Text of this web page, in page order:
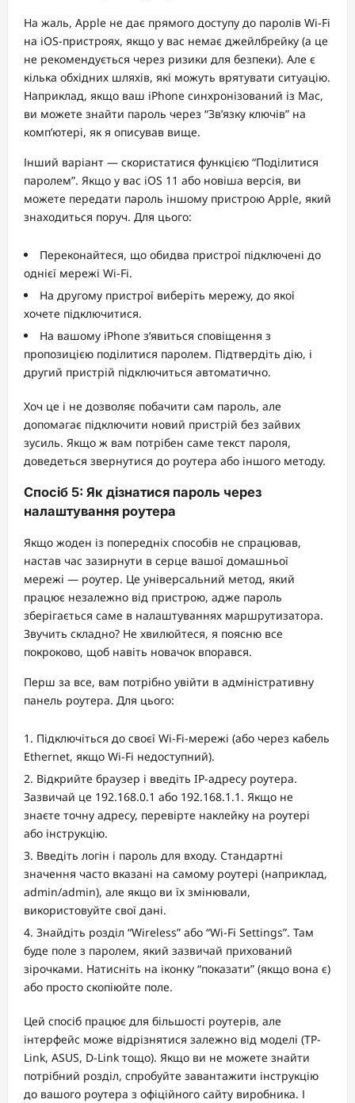
На жаль, Apple не дає прямого доступу до паролів Wi-Fi
на iOS-пристроях, якщо у вас немає джейлбрейку (а це
не рекомендується через ризики для безпеки). Але є
кілька обхідних шляхів, які можуть врятувати ситуацію.
Наприклад, якщо ваш iPhone синхронізований із Mac,
ви можете знайти пароль через “Зв’язку ключів” на
комп’ютері, як я описував вище.
Інший варіант — скористатися функцією “Поділитися
паролем”. Якщо у вас iOS 11 або новіша версія, ви
можете передати пароль іншому пристрою Apple, який
знаходиться поруч. Для цього:
Переконайтеся, що обидва пристрої підключені до
однієї мережі Wi-Fi.
На другому пристрої виберіть мережу, до якої
хочете підключитися.
На вашому iPhone з’явиться сповіщення з
пропозицією поділитися паролем. Підтвердіть дію, і
другий пристрій підключиться автоматично.
Хоч це і не дозволяє побачити сам пароль, але
допомагає підключити новий пристрій без зайвих
зусиль. Якщо ж вам потрібен саме текст пароля,
доведеться звернутися до роутера або іншого методу.
Спосіб 5: Як дізнатися пароль через
налаштування роутера
Якщо жоден із попередніх способів не спрацював,
настав час зазирнути в серце вашої домашньої
мережі — роутер. Це універсальний метод, який
працює незалежно від пристрою, адже пароль
зберігається саме в налаштуваннях маршрутизатора.
Звучить складно? Не хвилюйтеся, я поясню все
покроково, щоб навіть новачок впорався.
Перш за все, вам потрібно увійти в адміністративну
панель роутера. Для цього:
Підключіться до своєї Wi-Fi-мережі (або через кабель
Ethernet, якщо Wi-Fi недоступний).
Відкрийте браузер і введіть IP-адресу роутера.
Зазвичай це 192.168.0.1 або 192.168.1.1. Якщо не
знаєте точну адресу, перевірте наклейку на роутері
або інструкцію.
Введіть логін і пароль для входу. Стандартні
значення часто вказані на самому роутері (наприклад,
admin/admin), але якщо ви їх змінювали,
використовуйте свої дані.
Знайдіть розділ “Wireless” або “Wi-Fi Settings”. Там
буде поле з паролем, який зазвичай прихований
зірочками. Натисніть на іконку “показати” (якщо вона є)
або просто скопіюйте поле.
Цей спосіб працює для більшості роутерів, але
інтерфейс може відрізнятися залежно від моделі (TP-
Link, ASUS, D-Link тощо). Якщо ви не можете знайти
потрібний розділ, спробуйте завантажити інструкцію
до вашого роутера з офіційного сайту виробника. І